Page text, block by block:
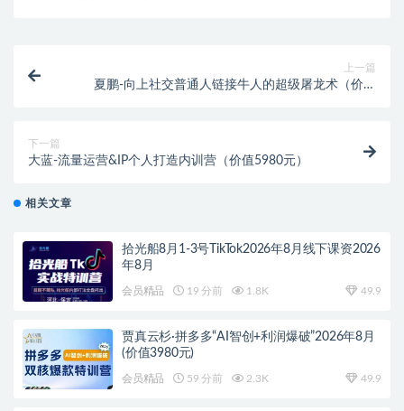
上一篇
夏鹏-向上社交普通人链接牛人的超级屠龙术（价值
下一篇
大蓝-流量运营&IP个人打造内训营（价值5980元）
相关文章
拾光船8月1-3号TikTok2026年8月线下课资2026
年8月
会员精品 19 分前 1.8K 49.9
贾真云杉·拼多多“AI智创+利润爆破”2026年8月
(价值3980元)
会员精品 59 分前 2.3K 49.9